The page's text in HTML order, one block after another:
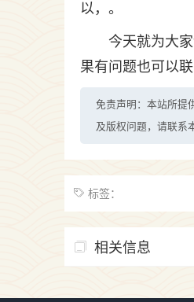
以，。
今天就为大
果有问题也可以联
免责声明：本站所提
及版权问题，请联系
标签：
相关信息